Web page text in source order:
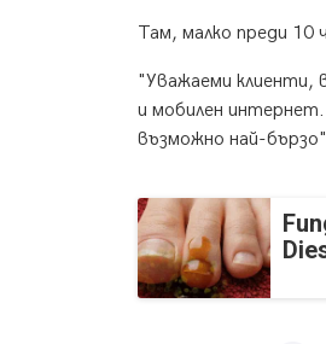
Там, малко преди 10
"Уважаеми клиенти,
и мобилен
възможно най-